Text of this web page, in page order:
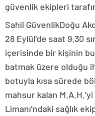
güvenlik ekipleri
Sahil GüvenlikDoğu
28 Eylül’de saat 9.30
içerisinde bir kişinin
batmak üzere olduğu
botuyla kısa sürede
mahsur kalan
Limanı’ndaki sağlık